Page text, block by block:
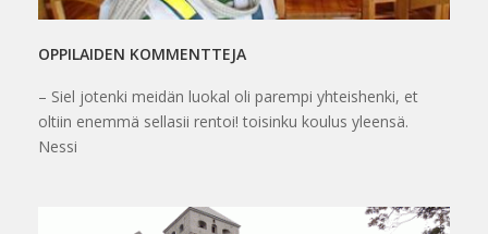
OPPILAIDEN KOMMENTTEJA
– Siel jotenki meidän luokal oli parempi yhteishenki, et
oltiin enemmä sellasii rentoi! toisinku koulus yleensä.
Nessi